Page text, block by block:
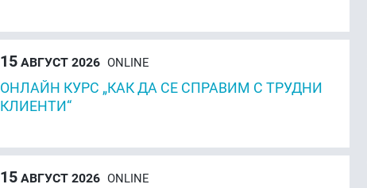
15АВГУСТ 2026 ONLINE
ОНЛАЙН КУРС „КАК ДА СЕ СПРАВИМ С ТРУДНИ
КЛИЕНТИ“
15АВГУСТ 2026 ONLINE